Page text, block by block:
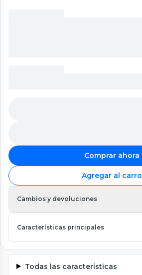
Comprar ahora
Agregar al carro
Cambios y devoluciones
Características principales
Todas las características